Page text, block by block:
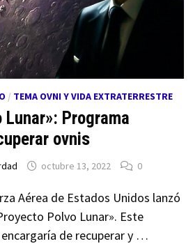
/ TEMA OVNI Y VIDA EXTRATERRESTRE
Lunar»: Programa
ovnis
octubre 13, 2022 0
Aérea de Estados Unidos lanzó
Polvo Lunar». Este
de recuperar y …